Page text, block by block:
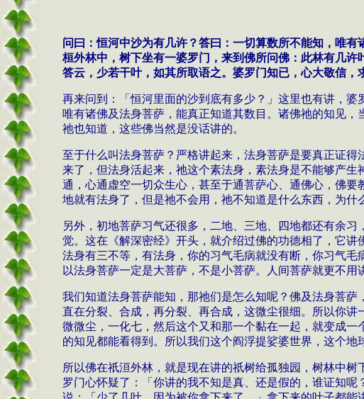
问曰：恒河中沙为有几许？答曰：一切算数所不能知，唯
桓外林中，树下坐有一婆罗门，来到佛所问佛：此林有几
答云，少若干叶，如其所取语之。婆罗门知已，心大敬信，
再来问到：「恒河里面的沙到底有多少？」这里也有讲，婆
唯有诸佛及法身菩萨，能真正知道其数目。诸佛祂的知见
祂也知道，这些佛当然是没话讲的。
至于什么叫法身菩萨？严格讲起来，法身菩萨是要真正证
来了，但法身活起来，祂这个素法身，素法身是不能够产
通，心通虚空一切众生心，甚至于通菩萨心、通佛心，佛
地就有法身了，但是祂不会用，祂不知道是什么东西，为什
另外，初地菩萨习气还很多，二地、三地、四地都还有余
觉。这在《解深密经》开头，就介绍过佛的功德相了，它
法身有三不等，有法身，你的习气毛病就没有断，你习气
以法身菩萨一定是大菩萨，不是小菩萨。人间菩萨就更不
我们知道法身菩萨能知，那祂们是怎么知呢？佛及法身菩
直在分裂、合成，再分裂、再合成，这微尘很细。所以你
微微尘，一化七，然后这个又和那一个黏在一起，就变成
的知见都能看得到。所以我们这个阎浮提娑婆世界，这个
所以佛在祇洹外林，就是现在讲的祇树给孤独园，树林中
罗门心怀疑了：「你讲的我不知是真、还是假的，谁证知